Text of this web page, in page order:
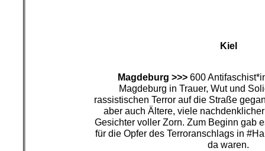
Kiel
Magdeburg >>>600
Magdeburg in Trauer, Wut und
rassistischen Terror auf die Straße
aber auch Ältere, viele
Gesichter voller Zorn. Zum Beginn gab
für die Opfer des Terroranschlags in
da waren.